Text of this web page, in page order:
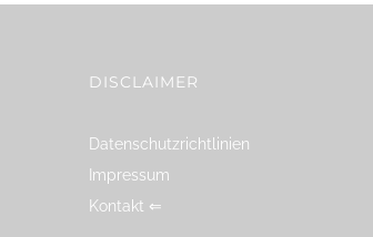
DISCLAIMER
Datenschutzrichtlinien
Impressum
Kontakt ⇐